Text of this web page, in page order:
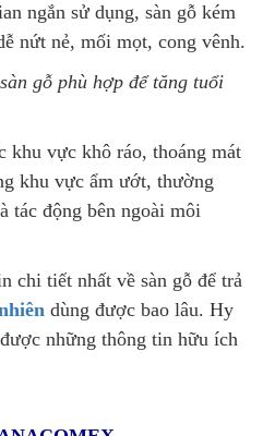
ngắn sử dụng, sàn gỗ kém
nứt nẻ, mối mọt, cong vênh.
gỗ phù hợp để tăng tuổi
khu vực khô ráo, thoáng mát
khu vực ẩm ướt, thường
tác động bên ngoài môi
chi tiết nhất về sàn gỗ để trả
dùng được bao lâu. Hy
những thông tin hữu ích